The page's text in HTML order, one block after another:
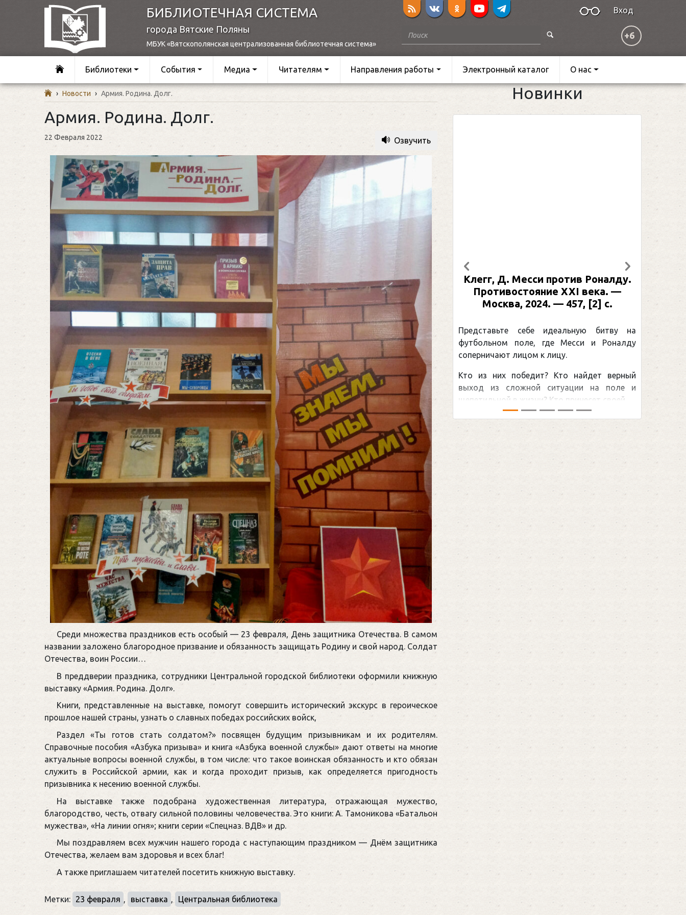
БИБЛИОТЕЧНАЯ СИСТЕМА
города Вятские Поляны
МБУК «Вятскополянская централизованная библиотечная система»
Вход
+6
Библиотеки События Медиа Читателям Направления работы Электронный каталог О нас
› Новости › Армия. Родина. Долг.
Армия. Родина. Долг.
22 Февраля 2022 Озвучить
Среди множества праздников есть особый — 23 февраля, День защитника Отечества. В самом
названии заложено благородное призвание и обязанность защищать Родину и свой народ. Солдат
Отечества, воин России…
В преддверии праздника, сотрудники Центральной городской библиотеки оформили книжную
выставку «Армия. Родина. Долг».
Книги, представленные на выставке, помогут совершить исторический экскурс в героическое
прошлое нашей страны, узнать о славных победах российских войск,
Раздел «Ты готов стать солдатом?» посвящен будущим призывникам и их родителям.
Справочные пособия «Азбука призыва» и книга «Азбука военной службы» дают ответы на многие
актуальные вопросы военной службы, в том числе: что такое воинская обязанность и кто обязан
служить в Российской армии, как и когда проходит призыв, как определяется пригодность
призывника к несению военной службы.
На выставке также подобрана художественная литература, отражающая мужество,
благородство, честь, отвагу сильной половины человечества. Это книги: А. Тамоникова «Батальон
мужества», «На линии огня»; книги серии «Спецназ. ВДВ» и др.
Мы поздравляем всех мужчин нашего города с наступающим праздником — Днём защитника
Отечества, желаем вам здоровья и всех благ!
А также приглашаем читателей посетить книжную выставку.
Метки: 23 февраля , выставка , Центральная библиотека
Новинки
Клегг, Д. Месси против Роналду.
Противостояние XXI века. —
Москва, 2024. — 457, [2] с.
Представьте себе идеальную битву на
футбольном поле, где Месси и Роналду
соперничают лицом к лицу.
Кто из них победит? Кто найдет верный
выход из сложной ситуации на поле и
щепетильной в жизни? Кто принесет своей ...
Рабинер, И. Я.
: иллюстрированная
Москва, 2024 (макет
Спорт)
снайперским рекордом
принадлежит великому
Гретцки, — едва ли не самая
хоккейная тема последних лет
сезоном Национальной
Предыдущий Следующий